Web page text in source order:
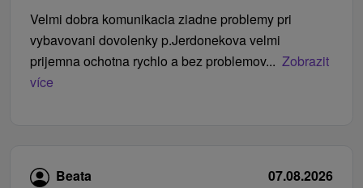
Velmi dobra komunikacia ziadne problemy pri
vybavovani dovolenky p.Jerdonekova velmi
prijemna ochotna rychlo a bez problemov... Zobrazit
více
Beata
07.08.2026